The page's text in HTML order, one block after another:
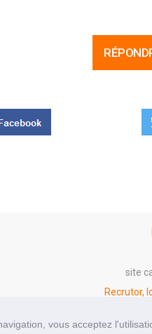
vous acceptez
site
Recrutor,